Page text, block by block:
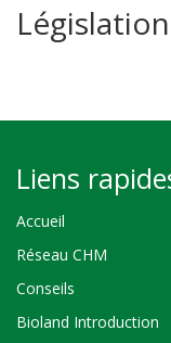
Liens
Accueil
Réseau CHM
Conseils
Bioland Introduction